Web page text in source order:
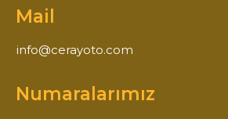
Mail
info@cerayoto.com
Numaralarımız